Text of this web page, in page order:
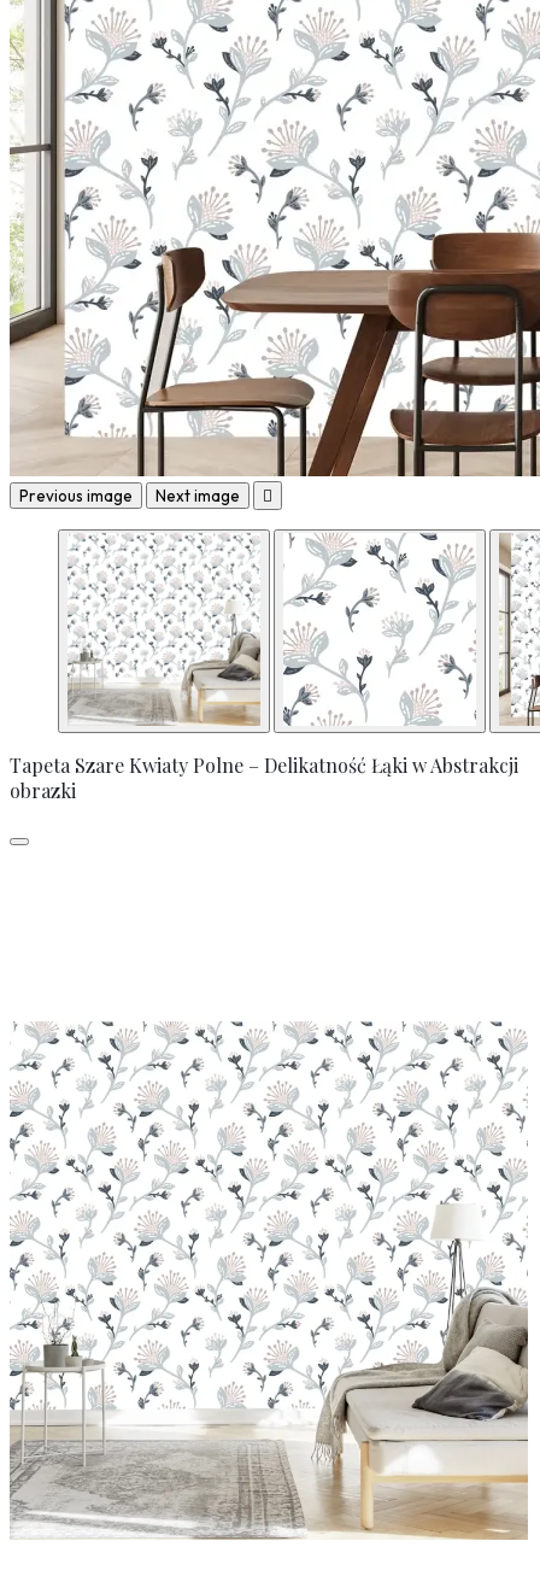
Previous image Next image 
Tapeta Szare Kwiaty Polne – Delikatność Łąki w Abstrakcji
obrazki